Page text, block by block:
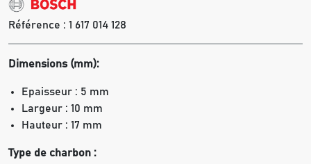
Référence : 1 617 014 128
Dimensions (mm):
Epaisseur : 5 mm
Largeur : 10 mm
Hauteur : 17 mm
Type de charbon :